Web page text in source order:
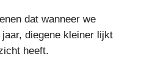
dat wanneer we
diegene kleiner lijkt
heeft.